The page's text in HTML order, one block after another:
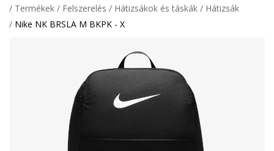
Termékek
Felszerelés Hátizsákok és táskák
Hátizsák
Nike NK BRSLA M BKPK - X